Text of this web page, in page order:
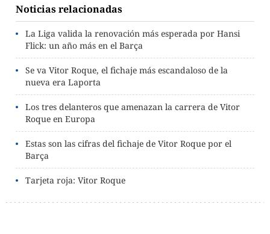
Noticias relacionadas
La Liga valida la renovación más esperada por Hansi
Flick: un año más en el Barça
Se va Vitor Roque, el fichaje más escandaloso de la
nueva era Laporta
Los tres delanteros que amenazan la carrera de Vitor
Roque en Europa
Estas son las cifras del fichaje de Vitor Roque por el
Barça
Tarjeta roja: Vitor Roque